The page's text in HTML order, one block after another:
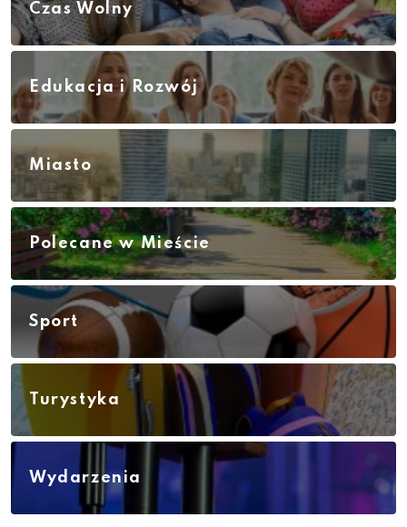
Czas Wolny
Edukacja i Rozwój
Miasto
Polecane w Mieście
Sport
Turystyka
Wydarzenia